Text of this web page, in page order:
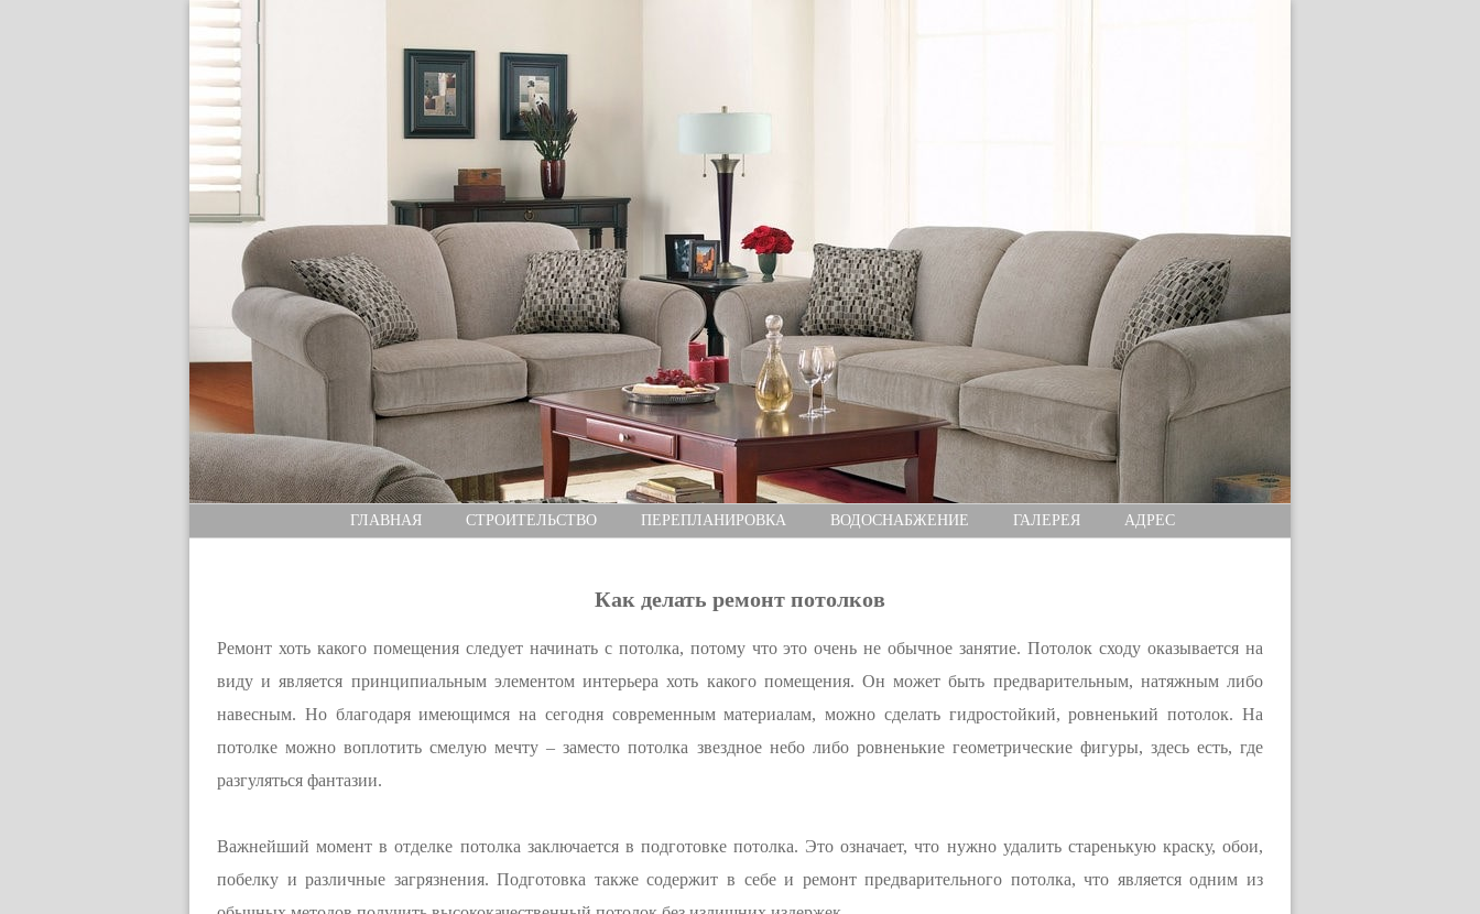
ГЛАВНАЯ СТРОИТЕЛЬСТВО ПЕРЕПЛАНИРОВКА ВОДОСНАБЖЕНИЕ ГАЛЕРЕЯ АДРЕС
Как делать ремонт потолков
Ремонт хоть какого помещения следует начинать с потолка, потому что это очень не обычное занятие. Потолок сходу оказывается на
виду и является принципиальным элементом интерьера хоть какого помещения. Он может быть предварительным, натяжным либо
навесным. Но благодаря имеющимся на сегодня современным материалам, можно сделать гидростойкий, ровненький потолок. На
потолке можно воплотить смелую мечту – заместо потолка звездное небо либо ровненькие геометрические фигуры, здесь есть, где
разгуляться фантазии.
Важнейший момент в отделке потолка заключается в подготовке потолка. Это означает, что нужно удалить старенькую краску, обои,
побелку и различные загрязнения. Подготовка также содержит в себе и ремонт предварительного потолка, что является одним из